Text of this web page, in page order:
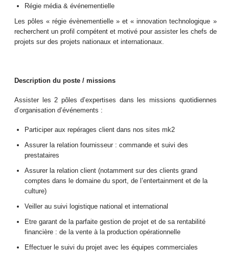
Régie média & événementielle
Les pôles « régie évènementielle » et « innovation technologique »
recherchent un profil compétent et motivé pour assister les chefs de
projets sur des projets nationaux et internationaux.
Description du poste / missions
Assister les 2 pôles d’expertises dans les missions quotidiennes
d’organisation d’événements :
Participer aux repérages client dans nos sites mk2
Assurer la relation fournisseur : commande et suivi des
prestataires
Assurer la relation client (notamment sur des clients grand
comptes dans le domaine du sport, de l’entertainment et de la
culture)
Veiller au suivi logistique national et international
Etre garant de la parfaite gestion de projet et de sa rentabilité
financière : de la vente à la production opérationnelle
Effectuer le suivi du projet avec les équipes commerciales